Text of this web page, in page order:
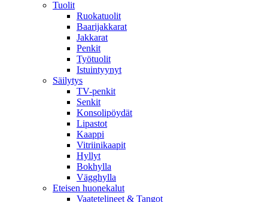
Tuolit
Ruokatuolit
Baarijakkarat
Jakkarat
Penkit
Työtuolit
Istuintyynyt
Säilytys
TV-penkit
Senkit
Konsolipöydät
Lipastot
Kaappi
Vitriinikaapit
Hyllyt
Bokhylla
Vägghylla
Eteisen huonekalut
Vaatetelineet & Tangot